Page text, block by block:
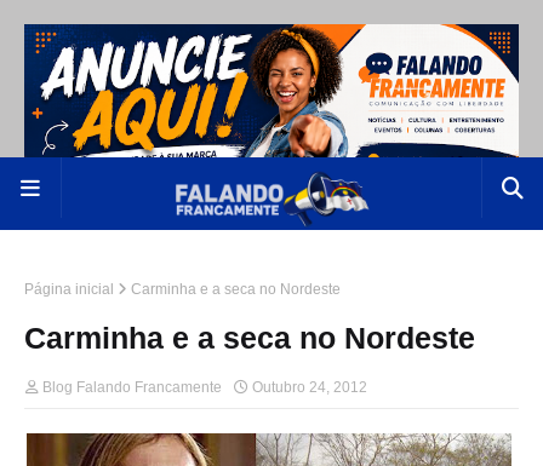
Página inicial Carminha e a seca no Nordeste
Carminha e a seca no Nordeste
Blog Falando Francamente Outubro 24, 2012